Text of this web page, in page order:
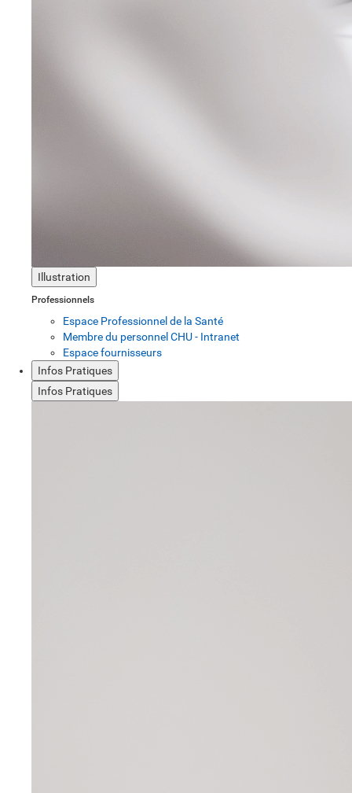
Illustration
Professionnels
Espace Professionnel de la Santé
Membre du personnel CHU - Intranet
Espace fournisseurs
Infos Pratiques
Infos Pratiques